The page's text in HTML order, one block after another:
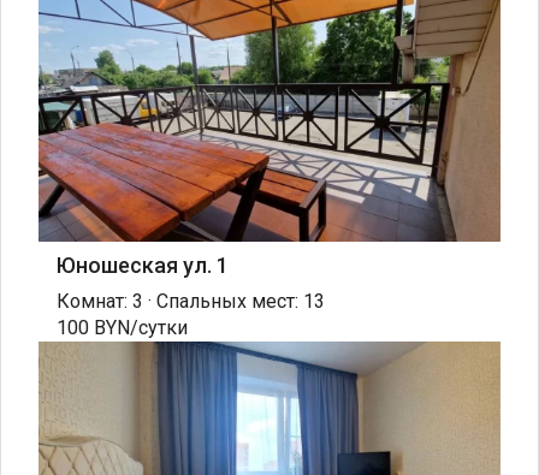
Юношеская ул. 1
Комнат: 3 · Спальных мест: 13
100 BYN/сутки